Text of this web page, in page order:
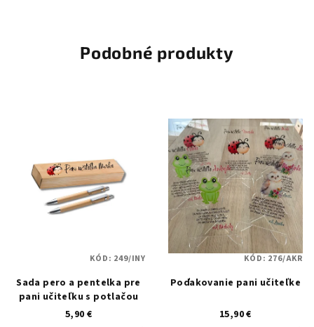
hviezdičiek.
Podobné produkty
Sada pero a pentelka pre
pani učiteľku s potlačou
5,90 €
KÓD: 249/INY
Poďakovanie pani učiteľke
15,90 €
KÓD: 276/AKR